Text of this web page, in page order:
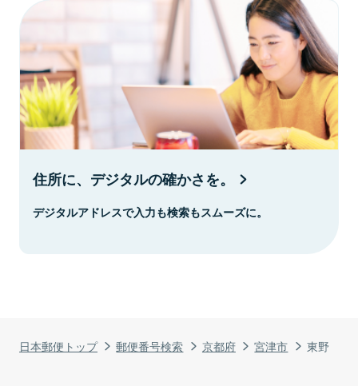
日本郵便トップ 郵便番号検索 京都府 宮津市 東野
住所に、デジタルの確かさを。
デジタルアドレスで入力も検索もスムーズに。